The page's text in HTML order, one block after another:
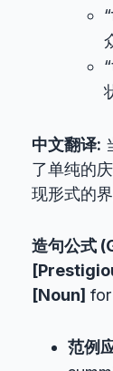
中文翻译:
了单纯的
现形式的界
造句公式
[Noun]
范例